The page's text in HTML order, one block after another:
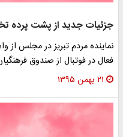
جدید از پشت پرده
در فوتبال از صندوق
۲۱ بهمن ۱۳۹۵